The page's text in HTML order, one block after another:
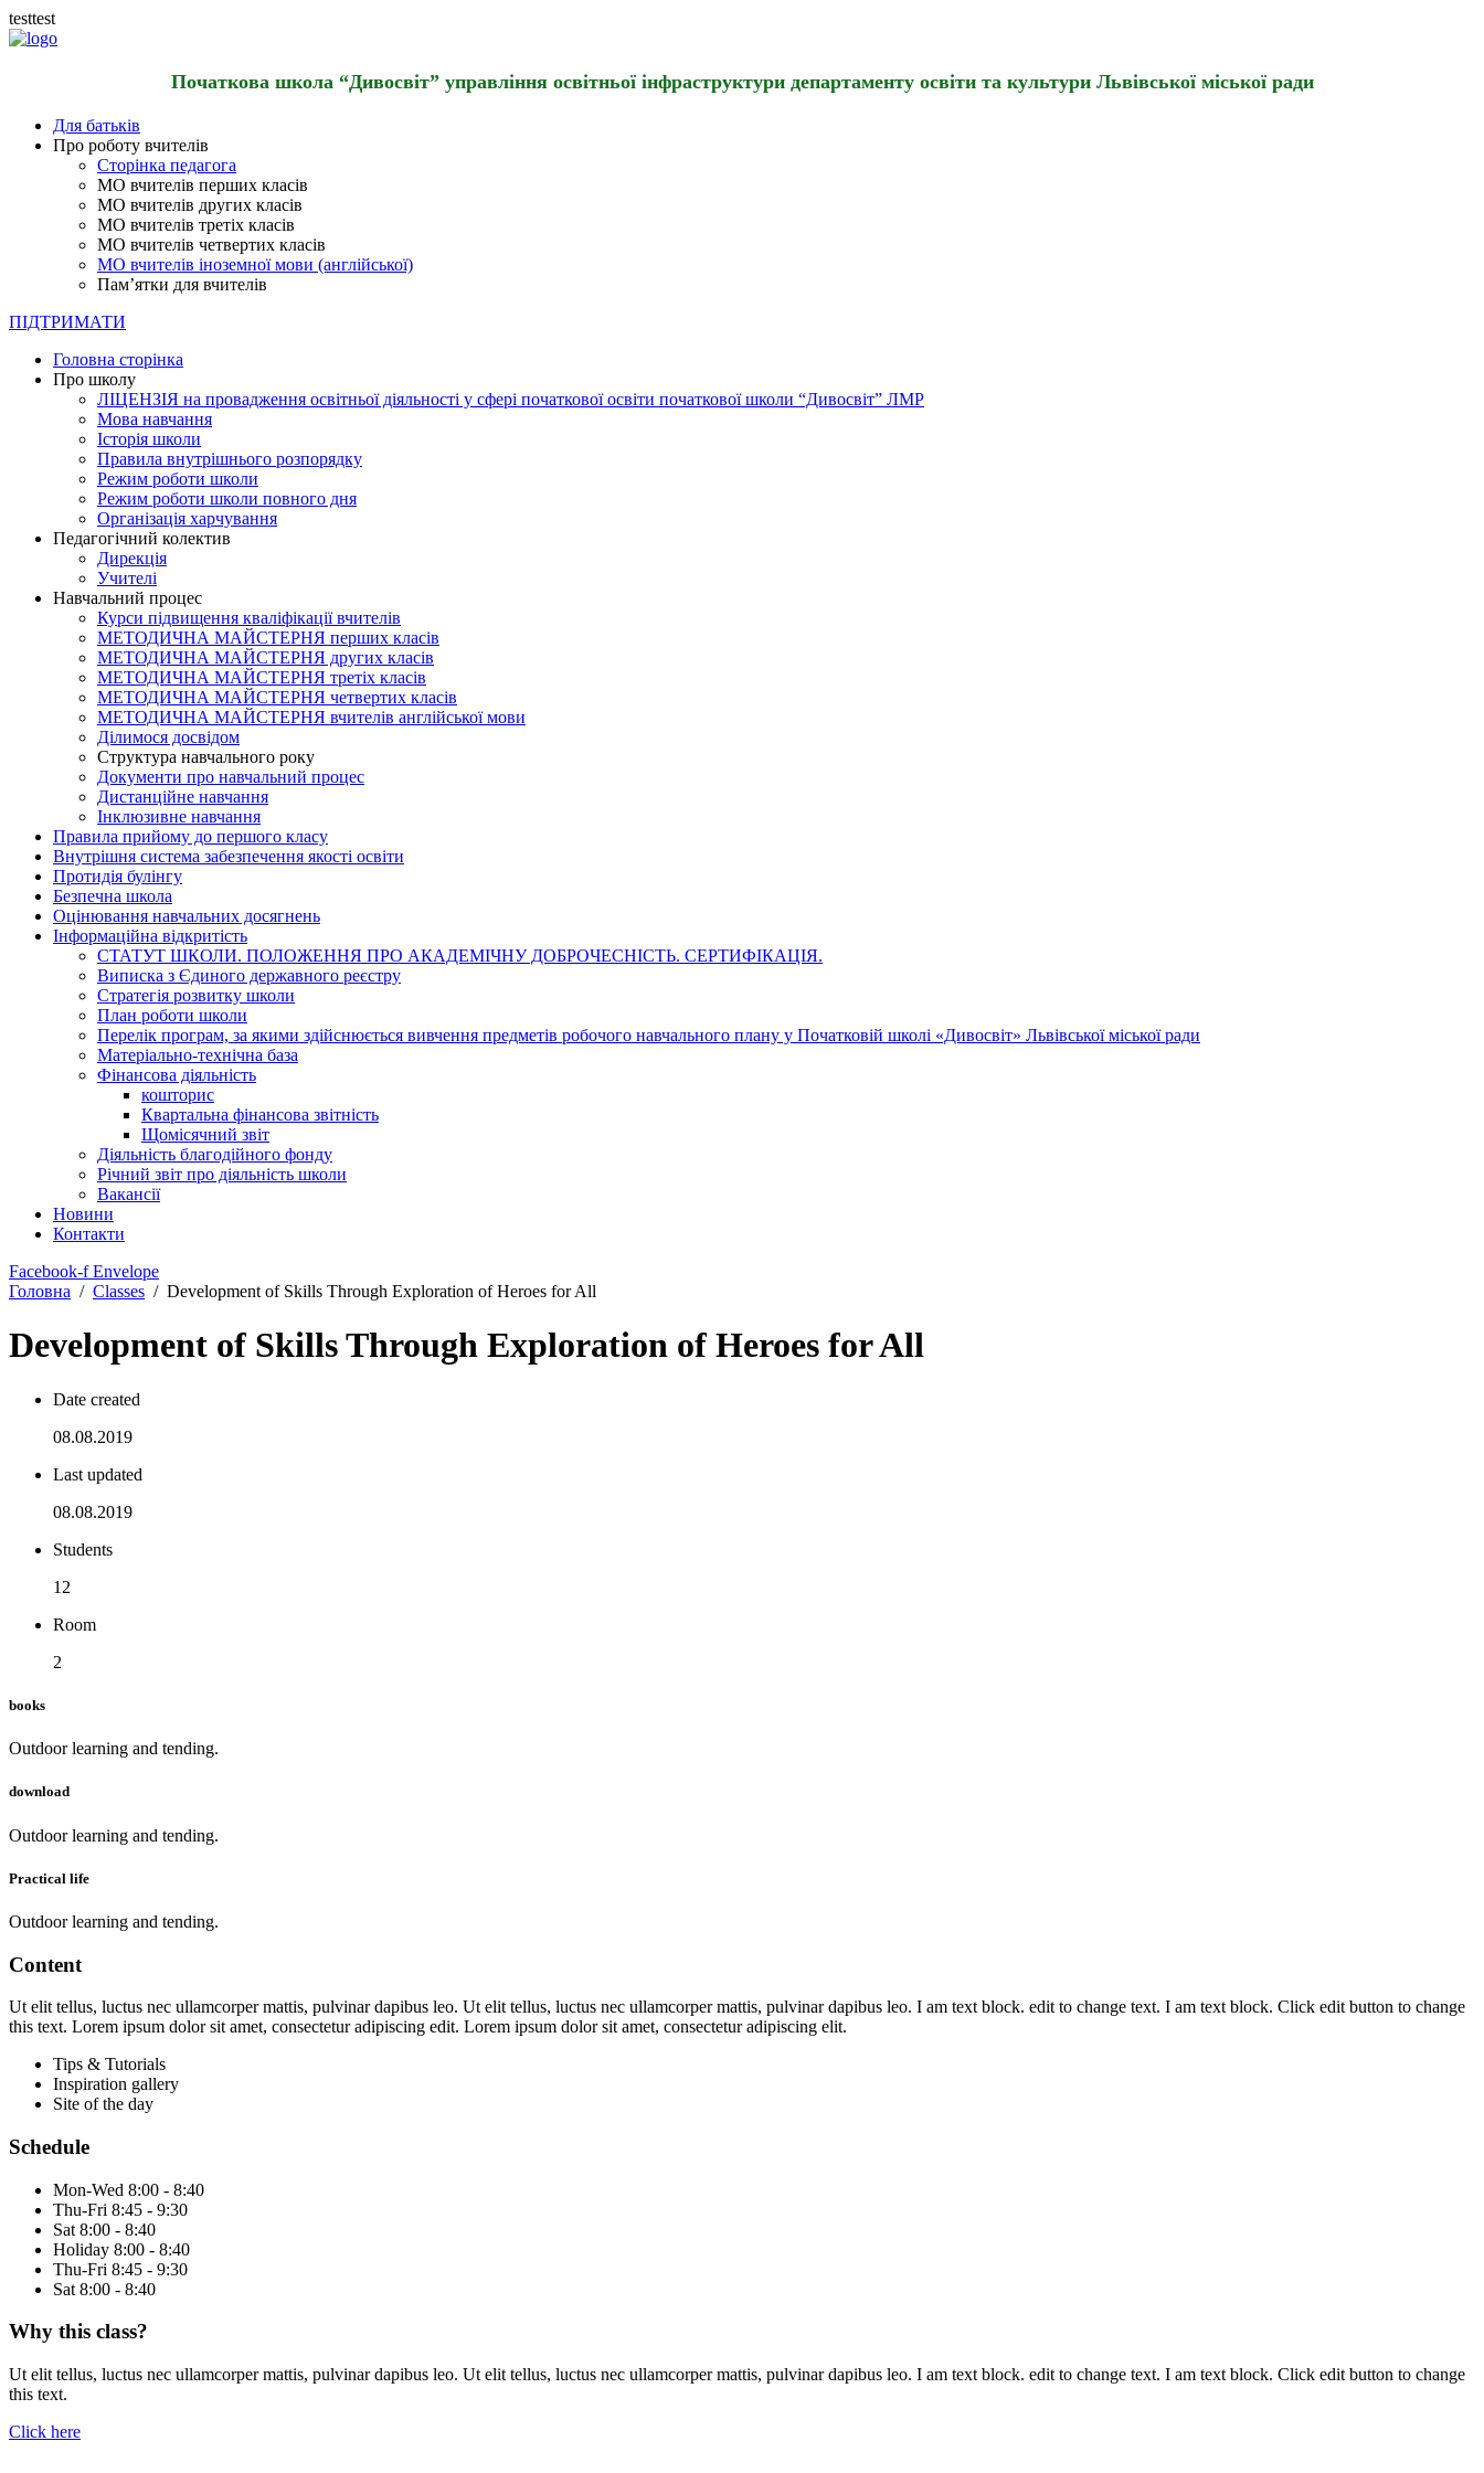
testtest
Початкова школа “Дивосвіт” управління освітньої інфраструктури департаменту освіти та культури Львівської міської ради
Для батьків
Про роботу вчителів
Сторінка педагога
МО вчителів перших класів
МО вчителів других класів
МО вчителів третіх класів
МО вчителів четвертих класів
МО вчителів іноземної мови (англійської)
Пам’ятки для вчителів
ПІДТРИМАТИ
Головна сторінка
Про школу
ЛІЦЕНЗІЯ на провадження освітньої діяльності у сфері початкової освіти початкової школи “Дивосвіт” ЛМР
Мова навчання
Історія школи
Правила внутрішнього розпорядку
Режим роботи школи
Режим роботи школи повного дня
Організація харчування
Педагогічний колектив
Дирекція
Учителі
Навчальний процес
Курси підвищення кваліфікації вчителів
МЕТОДИЧНА МАЙСТЕРНЯ перших класів
МЕТОДИЧНА МАЙСТЕРНЯ других класів
МЕТОДИЧНА МАЙСТЕРНЯ третіх класів
МЕТОДИЧНА МАЙСТЕРНЯ четвертих класів
МЕТОДИЧНА МАЙСТЕРНЯ вчителів англійської мови
Ділимося досвідом
Структура навчального року
Документи про навчальний процес
Дистанційне навчання
Інклюзивне навчання
Правила прийому до першого класу
Внутрішня система забезпечення якості освіти
Протидія булінгу
Безпечна школа
Оцінювання навчальних досягнень
Інформаційна відкритість
СТАТУТ ШКОЛИ. ПОЛОЖЕННЯ ПРО АКАДЕМІЧНУ ДОБРОЧЕСНІСТЬ. СЕРТИФІКАЦІЯ.
Виписка з Єдиного державного реєстру
Стратегія розвитку школи
План роботи школи
Перелік програм, за якими здійснюється вивчення предметів робочого навчального плану у Початковій школі «Дивосвіт» Львівської міської ради
Матеріально-технічна база
Фінансова діяльність
кошторис
Квартальна фінансова звітність
Щомісячний звіт
Діяльність благодійного фонду
Річний звіт про діяльність школи
Вакансії
Новини
Контакти
Facebook-f Envelope
Головна
Classes Development of Skills Through Exploration of Heroes for All
Development of Skills Through Exploration of Heroes for All
Date created
08.08.2019
Last updated
08.08.2019
Students
12
Room
2
books
Outdoor learning and tending.
download
Outdoor learning and tending.
Practical life
Outdoor learning and tending.
Content
Ut elit tellus, luctus nec ullamcorper mattis, pulvinar dapibus leo. Ut elit tellus, luctus nec ullamcorper mattis, pulvinar dapibus leo. I am text block. edit to change text. I am text block. Click edit button to change
this text. Lorem ipsum dolor sit amet, consectetur adipiscing edit. Lorem ipsum dolor sit amet, consectetur adipiscing elit.
Tips & Tutorials
Inspiration gallery
Site of the day
Schedule
Mon-Wed 8:00 - 8:40
Thu-Fri 8:45 - 9:30
Sat 8:00 - 8:40
Holiday 8:00 - 8:40
Thu-Fri 8:45 - 9:30
Sat 8:00 - 8:40
Why this class?
Ut elit tellus, luctus nec ullamcorper mattis, pulvinar dapibus leo. Ut elit tellus, luctus nec ullamcorper mattis, pulvinar dapibus leo. I am text block. edit to change text. I am text block. Click edit button to change
this text.
Click here